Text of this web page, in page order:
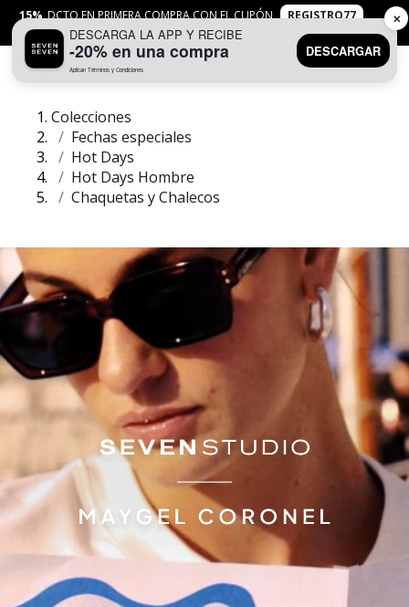
15% DCTO EN PRIMERA COMPRA CON EL CUPÓN
REGISTRO77
APLICANTYC
Colecciones
Fechas especiales
Hot Days
Hot Days Hombre
Chaquetas y Chalecos
DESCARGA LA APP Y RECIBE
-20% en una compra
Aplican Términos y Condiciones
DESCARGAR
✕